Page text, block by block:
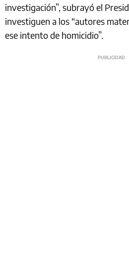
investigación”, subrayó el
investiguen a los “autores
ese intento de homicidio”.